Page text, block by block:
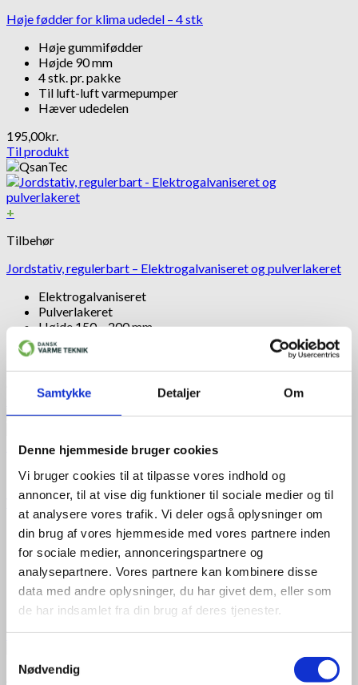
Samtykke Detaljer Om
Denne hjemmeside bruger cookies
Vi bruger cookies til at tilpasse vores indhold og
annoncer, til at vise dig funktioner til sociale medier og til
at analysere vores trafik. Vi deler også oplysninger om
din brug af vores hjemmeside med vores partnere inden
for sociale medier, annonceringspartnere og
analysepartnere. Vores partnere kan kombinere disse
data med andre oplysninger, du har givet dem, eller som
de har indsamlet fra din brug af deres tjenester.
Nødvendig
Høje fødder for klima udedel – 4 stk
Høje gummifødder
Højde 90 mm
4 stk. pr. pakke
Til luft-luft varmepumper
Hæver udedelen
195,00kr.
Til produkt
+
Tilbehør
Jordstativ, regulerbart – Elektrogalvaniseret og pulverlakeret
Elektrogalvaniseret
Pulverlakeret
Højde 150 – 200 mm
Bruges på tag 0-15 grader
Maks. belastning 100 kg
698,00
Til produkt
Tilbehør
Vægkonsol med libelle, justerbar på skinne
Justerbare hulmål
Maks. belastning 100 kg
Elektrogalvaniseret
Pulverlakeret
Med libelle for nem installation
545,00kr.
Til produkt
A+++